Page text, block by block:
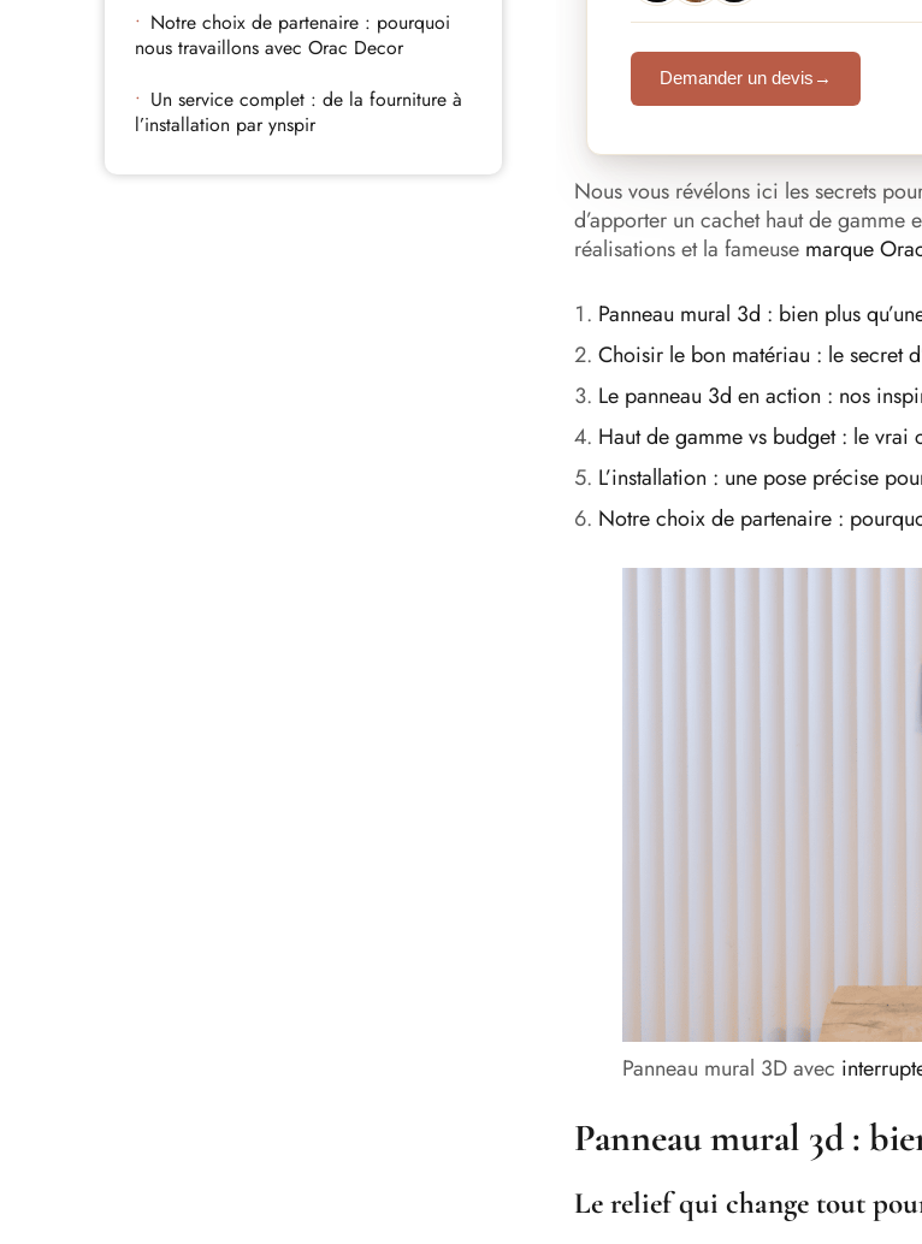
Notre choix de partenaire : pourquoi
nous travaillons avec Orac Decor
Un service complet : de la fourniture à
l’installation par ynspir
Demander un devis →
Nous vous révélons ici les secrets
d’apporter un cachet haut de gamme
réalisations et la fameuse marque
Panneau mural 3d : bien plus
Choisir le bon matériau : le secret
Le panneau 3d en action : nos
Haut de gamme vs budget : le vrai
L’installation : une pose précise
Notre choix de partenaire :
Panneau mural 3D avec
Panneau mural 3d :
Le relief qui change tout